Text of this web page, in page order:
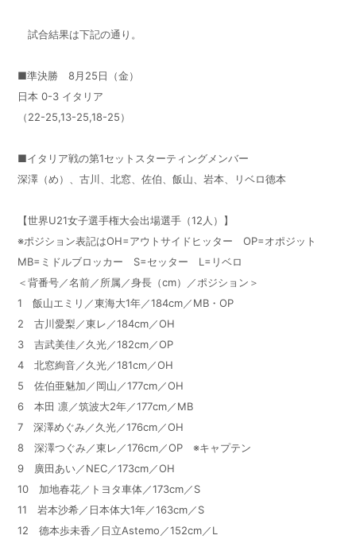
試合結果は下記の通り。
■準決勝 8月25日（金）
日本 0-3 イタリア
（22-25,13-25,18-25）
■イタリア戦の第1セットスターティングメンバー
深澤（め）、古川、北窓、佐伯、飯山、岩本、リベロ德本
【世界U21女子選手権大会出場選手（12人）】
※ポジション表記はOH=アウトサイドヒッター OP=オポジット
MB=ミドルブロッカー S=セッター L=リベロ
＜背番号／名前／所属／身長（cm）／ポジション＞
1 飯山エミリ／東海大1年／184cm／MB・OP
2 古川愛梨／東レ／184cm／OH
3 吉武美佳／久光／182cm／OP
4 北窓絢音／久光／181cm／OH
5 佐伯亜魅加／岡山／177cm／OH
6 本田 凛／筑波大2年／177cm／MB
7 深澤めぐみ／久光／176cm／OH
8 深澤つぐみ／東レ／176cm／OP ※キャプテン
9 廣田あい／NEC／173cm／OH
10 加地春花／トヨタ車体／173cm／S
11 岩本沙希／日本体大1年／163cm／S
12 德本歩未香／日立Astemo／152cm／L